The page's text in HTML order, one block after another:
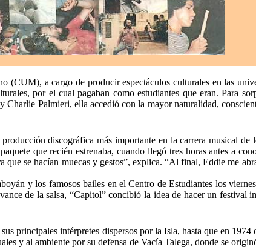
a cargo de producir espectáculos culturales en las
por el cual pagaban como estudiantes que eran. Para
Palmieri, ella accedió con la mayor naturalidad,
discográfica más importante en la carrera musical
que recién estrenaba, cuando llegó tres horas antes a
se hacían muecas y gestos”, explica. “Al final, Eddie me
y los famosos bailes en el Centro de Estudiantes los
de la salsa, “Capitol” concibió la idea de hacer un festival
principales intérpretes dispersos por la Isla, hasta que en
y al ambiente por su defensa de Vacía Talega, donde se